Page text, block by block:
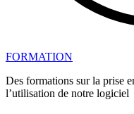
FORMATION
Des formations sur la prise
l’utilisation de notre logiciel